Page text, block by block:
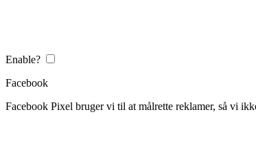
Enable?
Facebook
Facebook Pixel bruger vi til at målrette reklamer, så vi